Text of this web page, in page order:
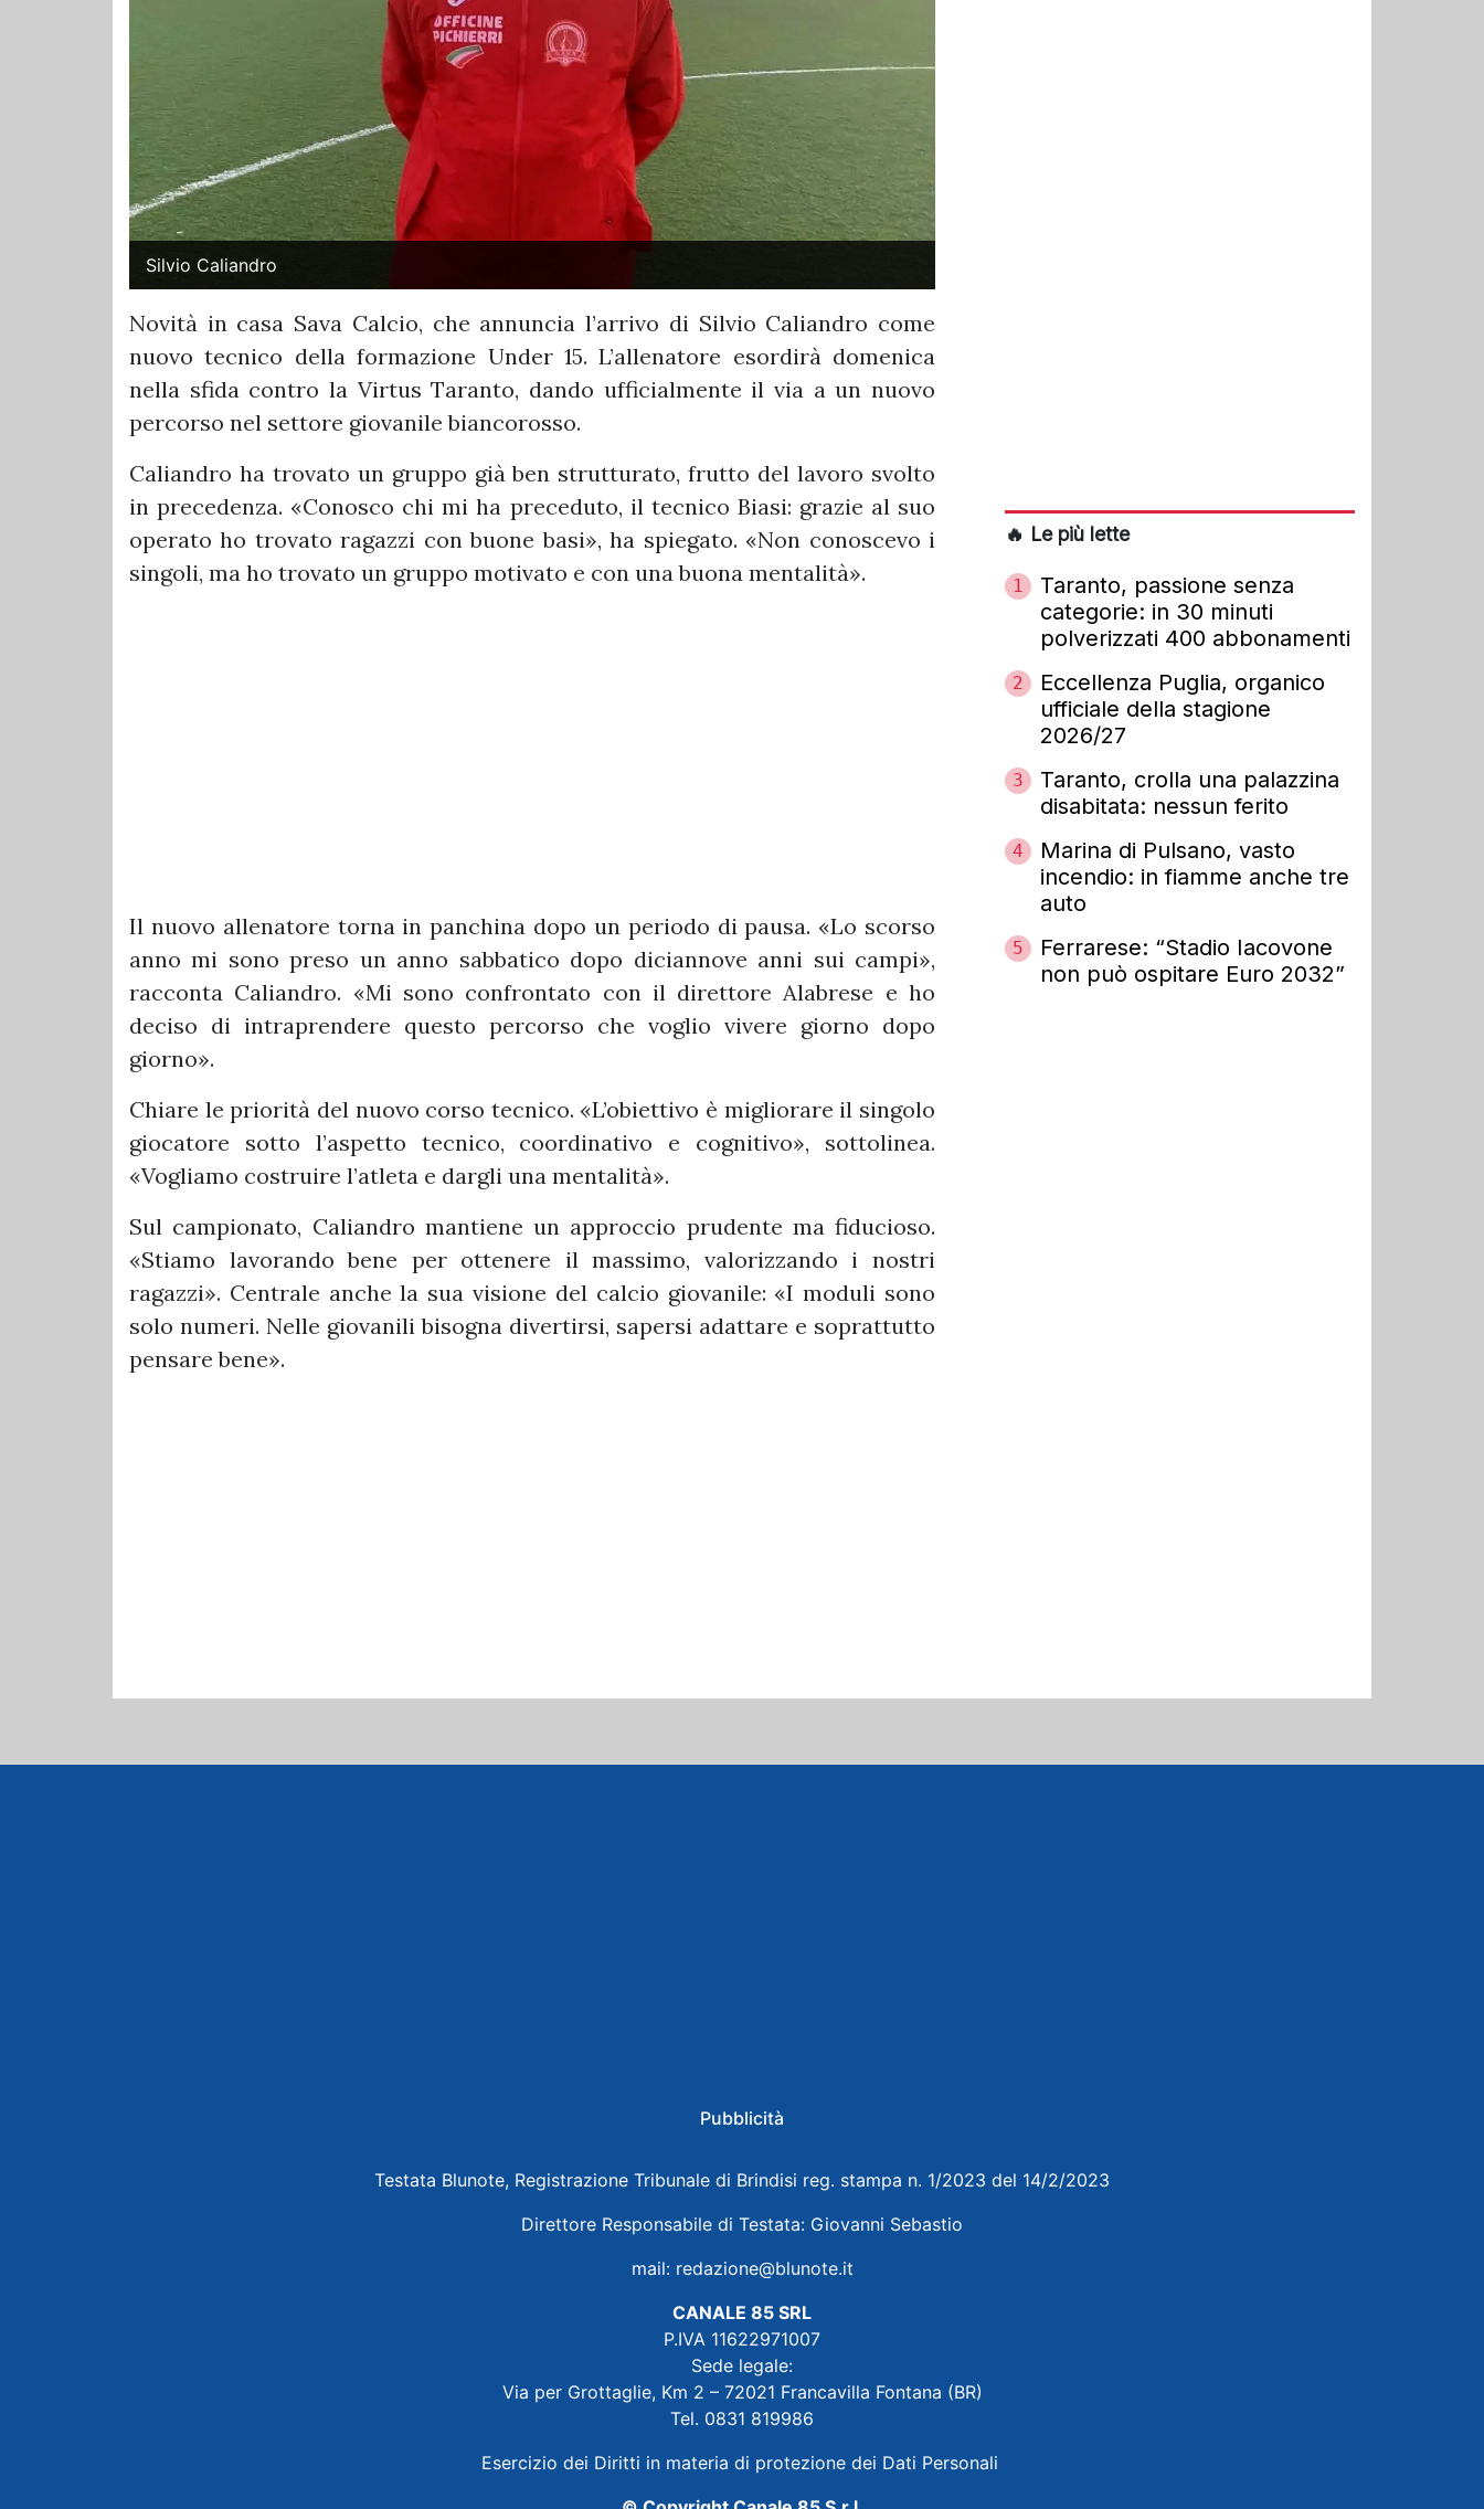
Silvio Caliandro
Novità in casa Sava Calcio, che annuncia l’arrivo di Silvio Caliandro come
nuovo tecnico della formazione Under 15. L’allenatore esordirà domenica
nella sfida contro la Virtus Taranto, dando ufficialmente il via a un nuovo
percorso nel settore giovanile biancorosso.
Caliandro ha trovato un gruppo già ben strutturato, frutto del lavoro svolto
in precedenza. «Conosco chi mi ha preceduto, il tecnico Biasi: grazie al suo
operato ho trovato ragazzi con buone basi», ha spiegato. «Non conoscevo i
singoli, ma ho trovato un gruppo motivato e con una buona mentalità».
Il nuovo allenatore torna in panchina dopo un periodo di pausa. «Lo scorso
anno mi sono preso un anno sabbatico dopo diciannove anni sui campi»,
racconta Caliandro. «Mi sono confrontato con il direttore Alabrese e ho
deciso di intraprendere questo percorso che voglio vivere giorno dopo
giorno».
Chiare le priorità del nuovo corso tecnico. «L’obiettivo è migliorare il singolo
giocatore sotto l’aspetto tecnico, coordinativo e cognitivo», sottolinea.
«Vogliamo costruire l’atleta e dargli una mentalità».
Sul campionato, Caliandro mantiene un approccio prudente ma fiducioso.
«Stiamo lavorando bene per ottenere il massimo, valorizzando i nostri
ragazzi». Centrale anche la sua visione del calcio giovanile: «I moduli sono
solo numeri. Nelle giovanili bisogna divertirsi, sapersi adattare e soprattutto
pensare bene».
🔥 Le più lette
1
Taranto, passione senza
categorie: in 30 minuti
polverizzati 400 abbonamenti
2
Eccellenza Puglia, organico
ufficiale della stagione
2026/27
3
Taranto, crolla una palazzina
disabitata: nessun ferito
4
Marina di Pulsano, vasto
incendio: in fiamme anche tre
auto
5
Ferrarese: “Stadio Iacovone
non può ospitare Euro 2032”
Pubblicità
Testata Blunote, Registrazione Tribunale di Brindisi reg. stampa n. 1/2023 del 14/2/2023
Direttore Responsabile di Testata: Giovanni Sebastio
mail: redazione@blunote.it
CANALE 85 SRL
P.IVA 11622971007
Sede legale:
Via per Grottaglie, Km 2 – 72021 Francavilla Fontana (BR)
Tel. 0831 819986
Esercizio dei Diritti in materia di protezione dei Dati Personali